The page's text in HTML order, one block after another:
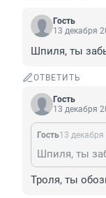
Гость
13 декабря
Шпиля, ты
ОТВЕТИТЬ
Гость
13 декабря
Гость13 декабря
Шпиля, ты
Троля, ты